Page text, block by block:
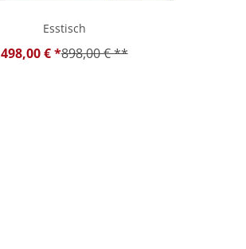
Esstisch
498,00 € *898,00 € **